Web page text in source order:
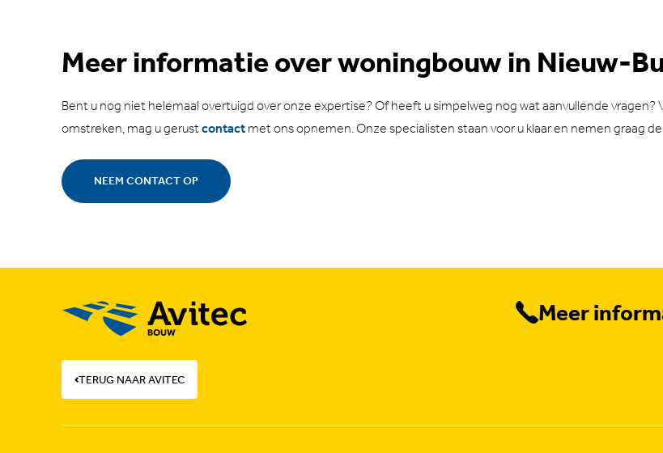
Meer informatie over woningbouw in Nieuw-
Bent u nog niet helemaal overtuigd over onze expertise? Of heeft u simpelweg nog wat aanvullende
omstreken, mag u gerustcontactmet ons opnemen. Onze specialisten staan voor u klaar en nemen graag
NEEM CONTACT OP
TERUG NAAR AVITEC
Meer